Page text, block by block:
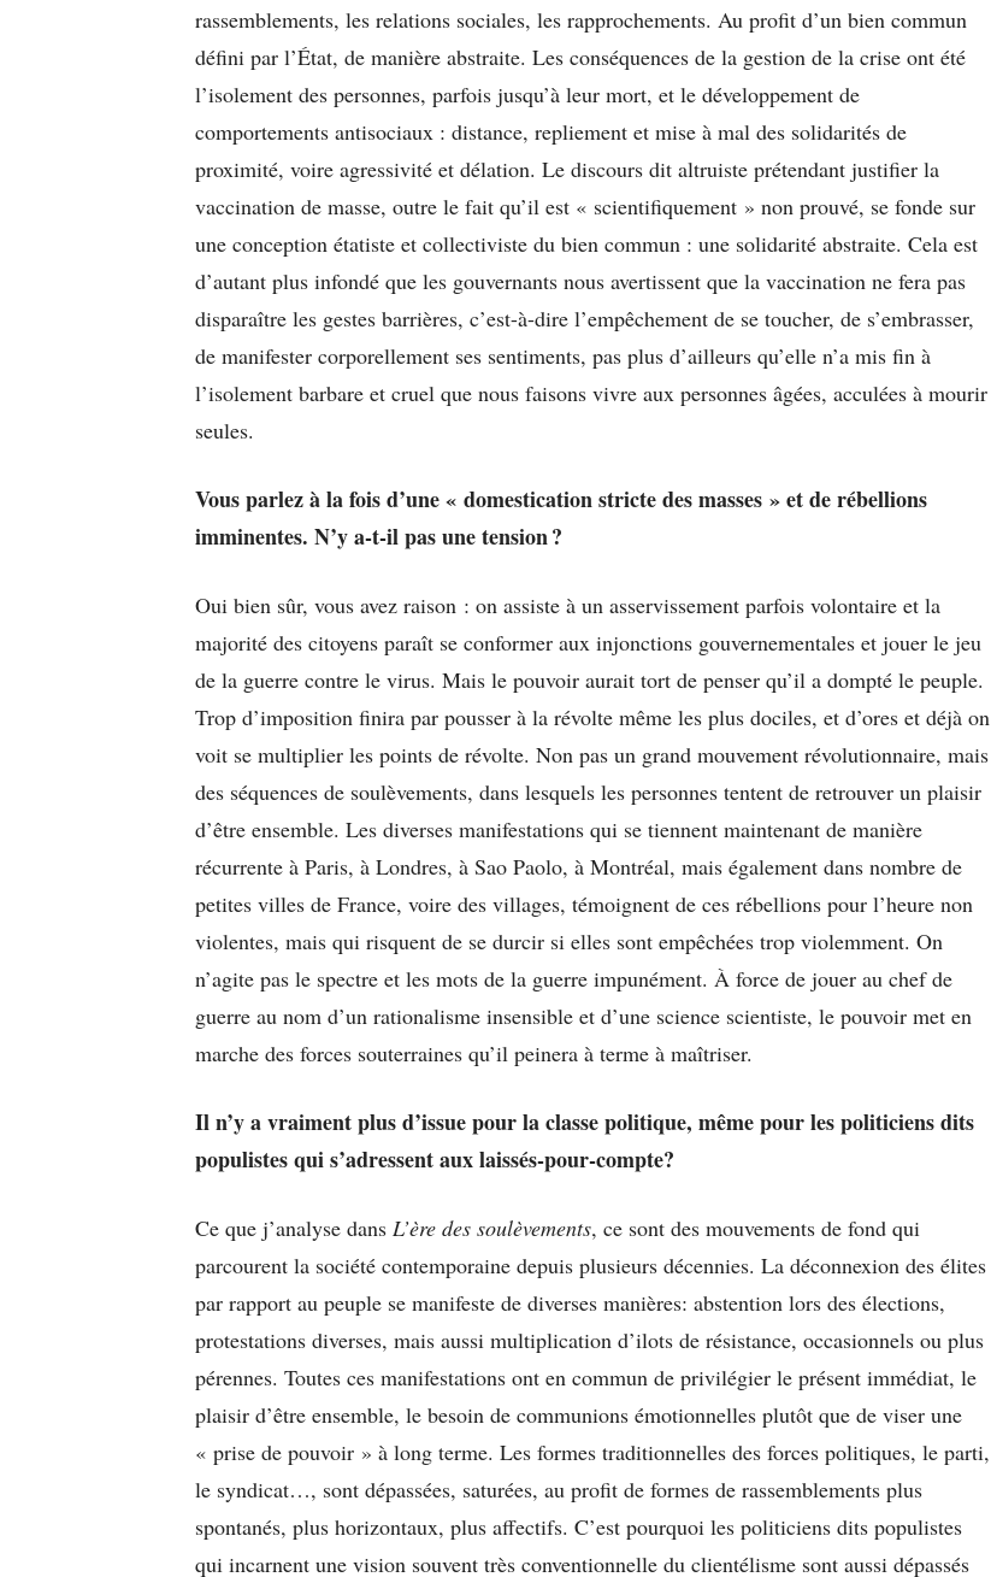
rassemblements, les relations sociales, les rapprochements. Au profit d’un bien commun
défini par l’État, de manière abstraite. Les conséquences de la gestion de la crise ont été
l’isolement des personnes, parfois jusqu’à leur mort, et le développement de
comportements antisociaux : distance, repliement et mise à mal des solidarités de
proximité, voire agressivité et délation. Le discours dit altruiste prétendant justifier la
vaccination de masse, outre le fait qu’il est « scientifiquement » non prouvé, se fonde sur
une conception étatiste et collectiviste du bien commun : une solidarité abstraite. Cela est
d’autant plus infondé que les gouvernants nous avertissent que la vaccination ne fera pas
disparaître les gestes barrières, c’est-à-dire l’empêchement de se toucher, de s’embrasser,
de manifester corporellement ses sentiments, pas plus d’ailleurs qu’elle n’a mis fin à
l’isolement barbare et cruel que nous faisons vivre aux personnes âgées, acculées à mourir
seules.
Vous parlez à la fois d’une « domestication stricte des masses » et de rébellions
imminentes. N’y a-t-il pas une tension ?
Oui bien sûr, vous avez raison : on assiste à un asservissement parfois volontaire et la
majorité des citoyens paraît se conformer aux injonctions gouvernementales et jouer le jeu
de la guerre contre le virus. Mais le pouvoir aurait tort de penser qu’il a dompté le peuple.
Trop d’imposition finira par pousser à la révolte même les plus dociles, et d’ores et déjà on
voit se multiplier les points de révolte. Non pas un grand mouvement révolutionnaire, mais
des séquences de soulèvements, dans lesquels les personnes tentent de retrouver un plaisir
d’être ensemble. Les diverses manifestations qui se tiennent maintenant de manière
récurrente à Paris, à Londres, à Sao Paolo, à Montréal, mais également dans nombre de
petites villes de France, voire des villages, témoignent de ces rébellions pour l’heure non
violentes, mais qui risquent de se durcir si elles sont empêchées trop violemment. On
n’agite pas le spectre et les mots de la guerre impunément. À force de jouer au chef de
guerre au nom d’un rationalisme insensible et d’une science scientiste, le pouvoir met en
marche des forces souterraines qu’il peinera à terme à maîtriser.
Il n’y a vraiment plus d’issue pour la classe politique, même pour les politiciens dits
populistes qui s’adressent aux laissés-pour-compte?
Ce que j’analyse dans L’ère des soulèvements, ce sont des mouvements de fond qui
parcourent la société contemporaine depuis plusieurs décennies. La déconnexion des élites
par rapport au peuple se manifeste de diverses manières: abstention lors des élections,
protestations diverses, mais aussi multiplication d’ilots de résistance, occasionnels ou plus
pérennes. Toutes ces manifestations ont en commun de privilégier le présent immédiat, le
plaisir d’être ensemble, le besoin de communions émotionnelles plutôt que de viser une
« prise de pouvoir » à long terme. Les formes traditionnelles des forces politiques, le parti,
le syndicat…, sont dépassées, saturées, au profit de formes de rassemblements plus
spontanés, plus horizontaux, plus affectifs. C’est pourquoi les politiciens dits populistes
qui incarnent une vision souvent très conventionnelle du clientélisme sont aussi dépassés